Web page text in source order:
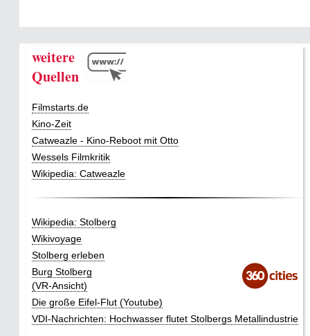
weitere
Quellen
Filmstarts.de
Kino-Zeit
Catweazle - Kino-Reboot mit Otto
Wessels Filmkritik
Wikipedia: Catweazle
Wikipedia: Stolberg
Wikivoyage
Stolberg erleben
Burg Stolberg
(VR-Ansicht)
Die große Eifel-Flut (Youtube)
VDI-Nachrichten: Hochwasser flutet Stolbergs Metallindustrie